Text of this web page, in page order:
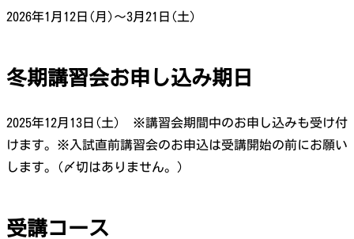
2026年1月12日(月)〜3月21日(土)
冬期講習会お申し込み期日
2025年12月13日(土) ※講習会期間中のお申し込みも受け付
けます。※入試直前講習会のお申込は受講開始の前にお願い
します。(〆切はありません。)
受講コース